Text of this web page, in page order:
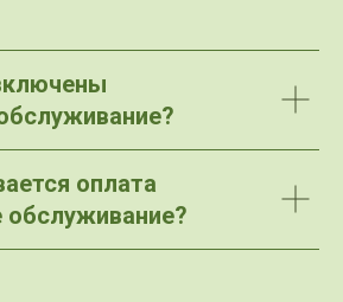
оплата
обслуживание?